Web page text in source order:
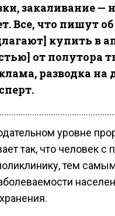
закаливание —
Все, что пишут
купить в
от полутора
разводка на
уровне
так, что человек с
тем